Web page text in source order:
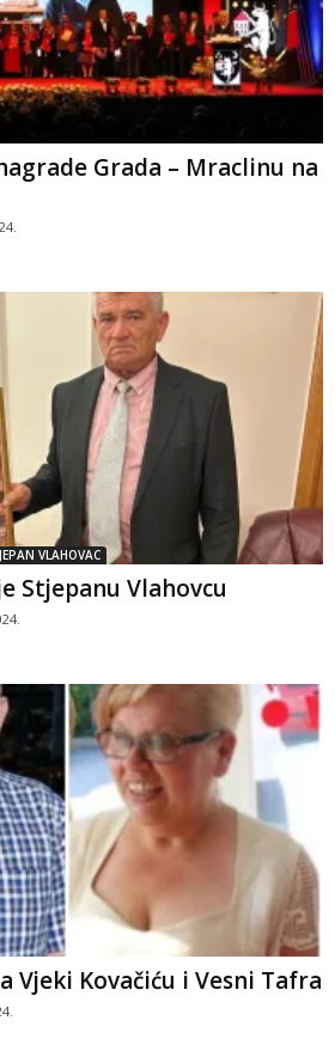
Grada – Mraclinu na
VLAHOVAC
Stjepanu Vlahovcu
Vjeki Kovačiću i Vesni Tafra